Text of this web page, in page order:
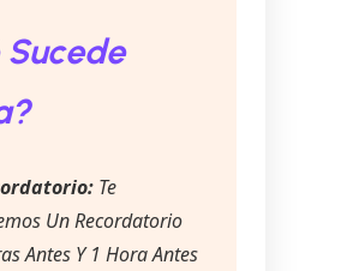
Te
Un Recordatorio
Antes Y 1 Hora Antes